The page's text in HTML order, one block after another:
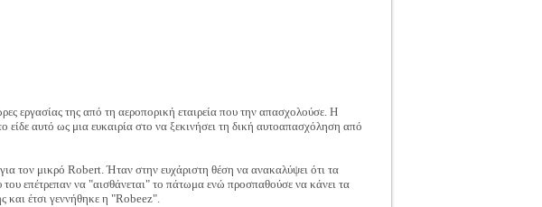
εργασίας της από τη αεροπορική εταιρεία που την απασχολούσε. Η
είδε αυτό ως μια ευκαιρία στο να ξεκινήσει τη δική αυτοαπασχόληση από
τον μικρό Robert. Ήταν στην ευχάριστη θέση να ανακαλύψει ότι τα
επέτρεπαν να "αισθάνεται" το πάτωμα ενώ προσπαθούσε να κάνει τα
και έτσι γεννήθηκε η "Robeez".